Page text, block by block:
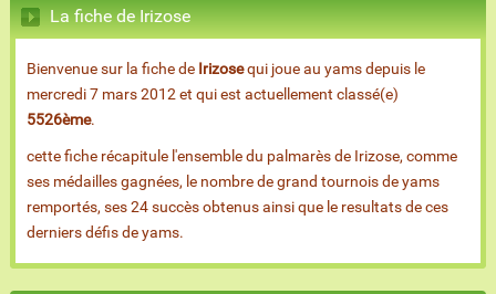
La fiche de Irizose
Bienvenue sur la fiche de Irizosequi joue au yams depuis le
mercredi 7 mars 2012 et qui est actuellement classé(e)
5526ème.
cette fiche récapitule l'ensemble du palmarès de Irizose, comme
ses médailles gagnées, le nombre de grand tournois de yams
remportés, ses 24 succès obtenus ainsi que le resultats de ces
derniers défis de yams.